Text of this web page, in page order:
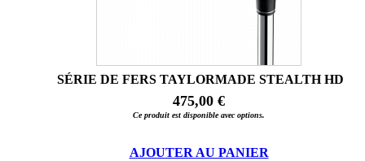
SÉRIE DE FERS TAYLORMADE STEALTH HD
475,00 €
Ce produit est disponible avec options.
AJOUTER AU PANIER